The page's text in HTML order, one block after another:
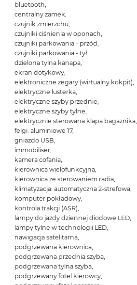
bluetooth,
centralny zamek,
czujnik zmierzchu,
czujniki ciśnienia w oponach,
czujniki parkowania - przód,
czujniki parkowania - tył,
dzielona tylna kanapa,
ekran dotykowy,
elektroniczne zegary (wirtualny kokpit),
elektryczne lusterka,
elektryczne szyby przednie,
elektryczne szyby tylne,
elektrycznie sterowana klapa bagażnika,
felgi: aluminiowe 17,
gniazdo USB,
immobiliser,
kamera cofania,
kierownica wielofunkcyjna,
kierownica ze sterowaniem radia,
klimatyzacja: automatyczna 2-strefowa,
komputer pokładowy,
kontrola trakcji (ASR),
lampy do jazdy dziennej diodowe LED,
lampy tylne w technologii LED,
nawigacja satelitarna,
podgrzewana kierownica,
podgrzewana przednia szyba,
podgrzewana tylna szyba,
podgrzewany fotel kierowcy,